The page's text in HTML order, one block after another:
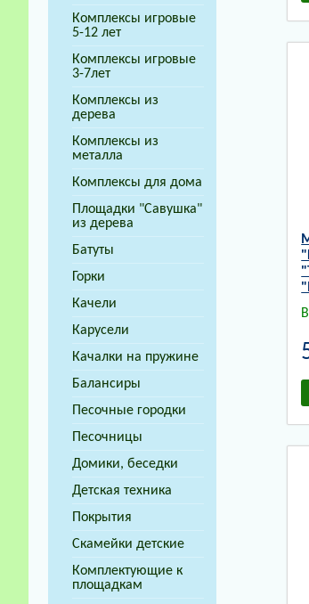
Комплексы игровые
5-12 лет
Комплексы игровые
3-7лет
Комплексы из
дерева
Комплексы из
металла
Комплексы для дома
Площадки "Савушка"
из дерева
Батуты
Горки
Качели
Карусели
Качалки на пружине
Балансиры
Песочные городки
Песочницы
Домики, беседки
Детская техника
Покрытия
Скамейки детские
Комплектующие к
площадкам